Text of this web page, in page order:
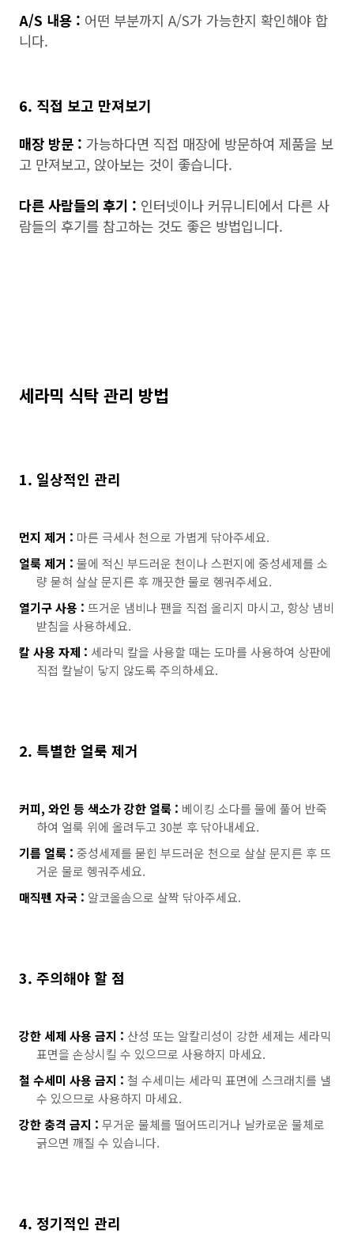
A/S 내용 : 어떤 부분까지 A/S가 가능한지 확인해야 합
니다.
6. 직접 보고 만져보기
매장 방문 : 가능하다면 직접 매장에 방문하여 제품을 보
고 만져보고, 앉아보는 것이 좋습니다.
다른 사람들의 후기 : 인터넷이나 커뮤니티에서 다른 사
람들의 후기를 참고하는 것도 좋은 방법입니다.
세라믹 식탁 관리 방법
1. 일상적인 관리
먼지 제거 : 마른 극세사 천으로 가볍게 닦아주세요.
얼룩 제거 : 물에 적신 부드러운 천이나 스펀지에 중성세제를 소
량 묻혀 살살 문지른 후 깨끗한 물로 헹궈주세요.
열기구 사용 : 뜨거운 냄비나 팬을 직접 올리지 마시고, 항상 냄비
받침을 사용하세요.
칼 사용 자제 : 세라믹 칼을 사용할 때는 도마를 사용하여 상판에
직접 칼날이 닿지 않도록 주의하세요.
2. 특별한 얼룩 제거
커피, 와인 등 색소가 강한 얼룩 : 베이킹 소다를 물에 풀어 반죽
하여 얼룩 위에 올려두고 30분 후 닦아내세요.
기름 얼룩 : 중성세제를 묻힌 부드러운 천으로 살살 문지른 후 뜨
거운 물로 헹궈주세요.
매직펜 자국 : 알코올솜으로 살짝 닦아주세요.
3. 주의해야 할 점
강한 세제 사용 금지 : 산성 또는 알칼리성이 강한 세제는 세라믹
표면을 손상시킬 수 있으므로 사용하지 마세요.
철 수세미 사용 금지 : 철 수세미는 세라믹 표면에 스크래치를 낼
수 있으므로 사용하지 마세요.
강한 충격 금지 : 무거운 물체를 떨어뜨리거나 날카로운 물체로
긁으면 깨질 수 있습니다.
4. 정기적인 관리